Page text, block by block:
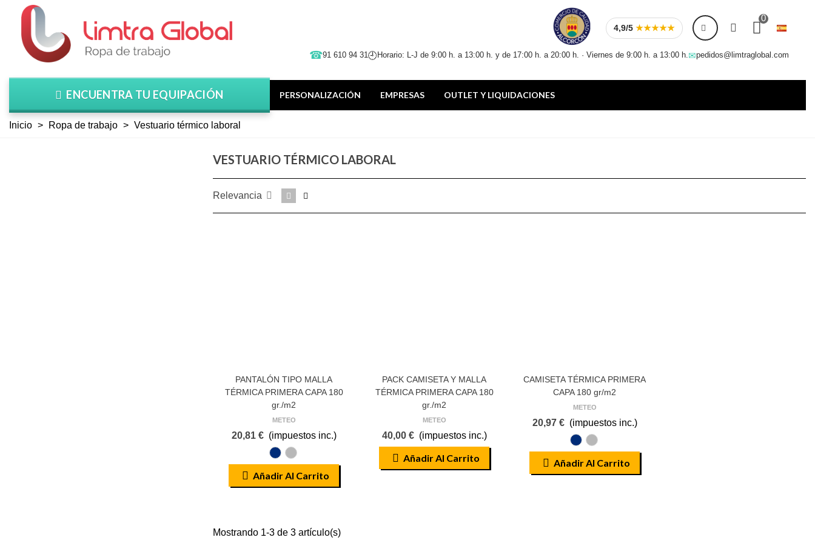
91 610 94 31 Horario: L-J de 9:00 h. a 13:00 h. y de 17:00 h. a 20:00 h. · Viernes de 9:00 h. a 13:00 h. pedidos@limtraglobal.com
4,9/5★★★★★
0
ENCUENTRA TU EQUIPACIÓN PERSONALIZACIÓN EMPRESAS OUTLET Y LIQUIDACIONES
Inicio > Ropa de trabajo > Vestuario térmico laboral
VESTUARIO TÉRMICO LABORAL
Relevancia
PANTALÓN TIPO MALLA
TÉRMICA PRIMERA CAPA 180
gr./m2
METEO
20,81 € (impuestos inc.)
AZUL
MARINO
GRIS
Añadir Al Carrito
PACK CAMISETA Y MALLA
TÉRMICA PRIMERA CAPA 180
gr./m2
METEO
40,00 € (impuestos inc.)
Añadir Al Carrito
CAMISETA TÉRMICA PRIMERA
CAPA 180 gr/m2
METEO
20,97 € (impuestos inc.)
AZUL
MARINO
GRIS
Añadir Al Carrito
Mostrando 1-3 de 3 artículo(s)